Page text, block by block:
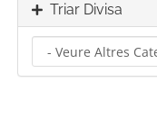
Triar Divisa